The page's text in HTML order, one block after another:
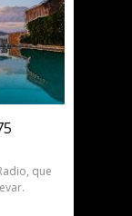
que